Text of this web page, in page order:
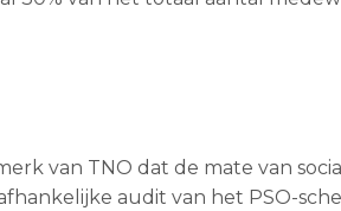
van TNO dat de mate van
audit van het PSO-